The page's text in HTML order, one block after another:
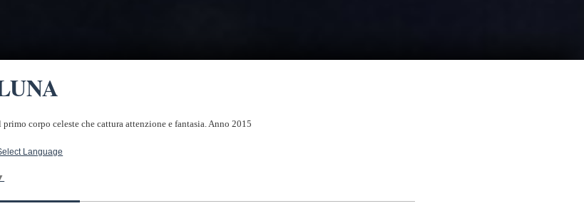
primo corpo celeste che cattura attenzione e fantasia. Anno 2015
Language